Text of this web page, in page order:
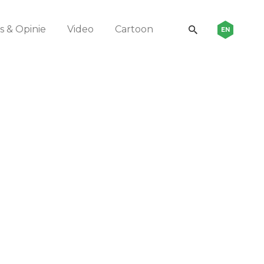
& Opinie Video Cartoon EN